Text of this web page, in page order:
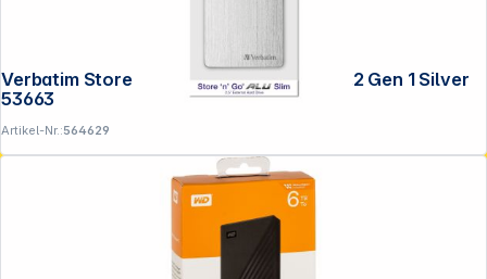
Verbatim Store n Go 2,5" ALU 1TB USB 3.2 Gen 1 Silver
53663
Artikel-Nr.:564629